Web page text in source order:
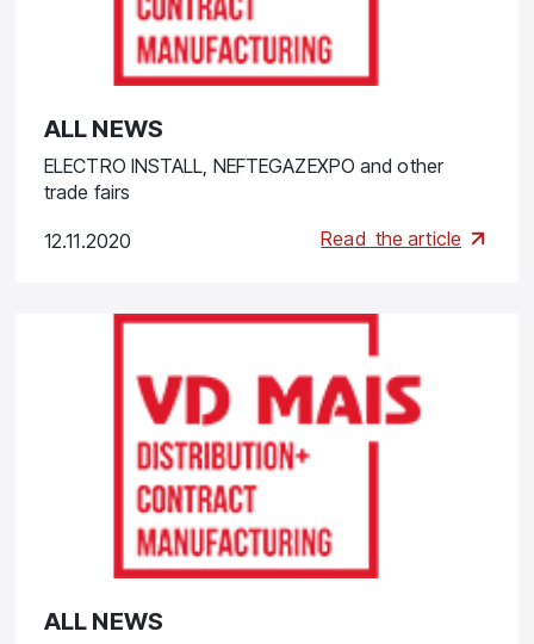
ALL NEWS
ELECTRO INSTALL, NEFTEGAZEXPO and other
trade fairs
12.11.2020 Read the article
ALL NEWS